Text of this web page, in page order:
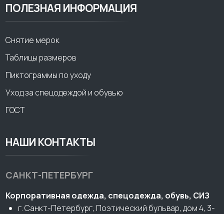
ПОЛЕЗНАЯ ИНФОРМАЦИЯ
Снятие мерок
Таблицы размеров
Пиктограммы по уходу
Уход за спецодеждой и обувью
ГОСТ
НАШИ КОНТАКТЫ
САНКТ-ПЕТЕРБУРГ
Корпоративная одежда, спецодежда, обувь, СИЗ
г. Санкт-Петербург, Поэтический бульвар, дом 4, 3-